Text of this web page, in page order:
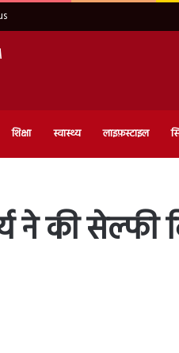
शिक्षा स्वास्थ्य लाइफ़स्टाइल
ने की सेल्फी